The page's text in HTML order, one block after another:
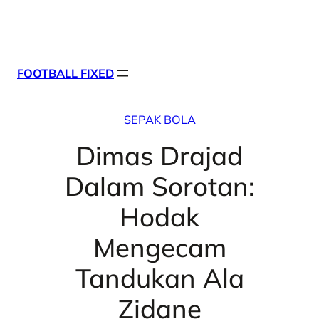
FOOTBALL FIXED
SEPAK BOLA
Dimas Drajad
Dalam Sorotan:
Hodak
Mengecam
Tandukan Ala
Zidane